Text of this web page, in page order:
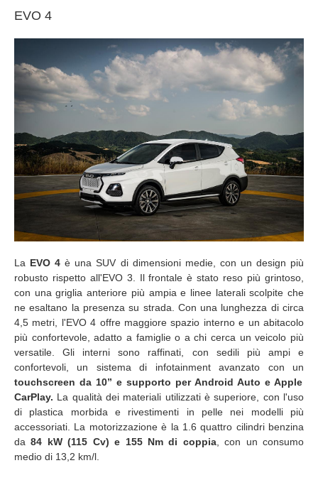
EVO 4
La EVO 4 è una SUV di dimensioni medie, con un design più
robusto rispetto all'EVO 3. Il frontale è stato reso più grintoso,
con una griglia anteriore più ampia e linee laterali scolpite che
ne esaltano la presenza su strada. Con una lunghezza di circa
4,5 metri, l'EVO 4 offre maggiore spazio interno e un abitacolo
più confortevole, adatto a famiglie o a chi cerca un veicolo più
versatile. Gli interni sono raffinati, con sedili più ampi e
confortevoli, un sistema di infotainment avanzato con un
touchscreen da 10” e supporto per Android Auto e Apple
CarPlay. La qualità dei materiali utilizzati è superiore, con l'uso
di plastica morbida e rivestimenti in pelle nei modelli più
accessoriati. La motorizzazione è la 1.6 quattro cilindri benzina
da 84 kW (115 Cv) e 155 Nm di coppia, con un consumo
medio di 13,2 km/l.